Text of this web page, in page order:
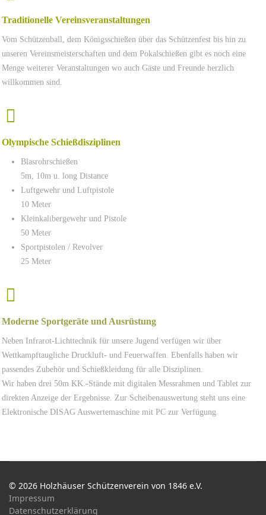
Traditionelle Vereinsveranstaltungen
Vom Schützenball, dem Königsschießen über das Schützenfest bis hin zu
unseren Vereinsmeisterschaften und dem Pokalschießen gibt es noch eine
Menge weiterer Veranstaltungen wo auch Gäste und Freunde herzlich
willkommen sind.
Olympische Schießdisziplinen
Blasrohrschießen
5m, 10m u. long Distance
Luftgewehr und Luftpistole
10 Meter
Kleinkalibergewehr und Pistole
50 Meter
Sportpistolen / Revolver
25 Meter
Moderne Sportgeräte und Ausrüstung
Neben Infrarot-Lichttechnik für unsere Jugend verfügen wir über
Wettkampftaugliche Druckluft- und Feuerwaffen. Ebenfalls haben wir
passendes Zubehör und Schießkleidung für alle Disziplinen.
Wir haben drei 50m KK.-Stände mit digitalen Messrahmen und Tablet zur
direkten Anzeige der Ergebnisse. Zur Scheibenauswertung steht uns eine
Elektronische DISAG Auswertemaschine mit PC zur Verfügung
© 2026 Holzhäuser Schützenverein von 1846 e.V.
Impressum
Datenschutzerklärung